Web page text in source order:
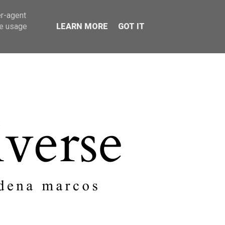
SOBRE MI
agent
usage
LEARN MORE GOT IT